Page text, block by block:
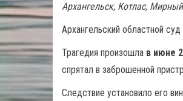
Архангельск, Котлас,
Архангельский областной
Трагедия произошла в июне
спрятал в заброшенной
Следствие установило его